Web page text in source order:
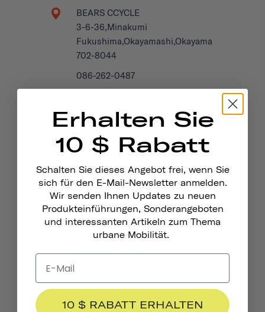
BEARS CCYCLE
3-6-36,Minakumi
Fukushima,Okayamashi,Okayama
702-8044
086-262-0487
Seestrasse 115
Horn TG, 9326
BELL'S BICYCLES
4 George St
Hastings, TN34 3EG
United Kingdom
1228 Pittwater Rd
Australia
0422 708 950
Erhalten Sie
10 $ Rabatt
Schalten Sie dieses Angebot frei, wenn Sie
sich für den E-Mail-Newsletter anmelden.
Wir senden Ihnen Updates zu neuen
Produkteinführungen, Sonderangeboten
und interessanten Artikeln zum Thema
urbane Mobilität.
10 $ RABATT ERHALTEN